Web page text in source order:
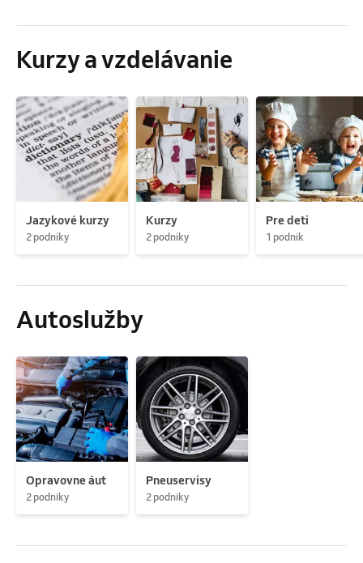
Kurzy a vzdelávanie
Jazykové kurzy
2 podniky
Kurzy
2 podniky
Pre deti
1 podnik
Autoslužby
Opravovne áut
2 podniky
Pneuservisy
2 podniky